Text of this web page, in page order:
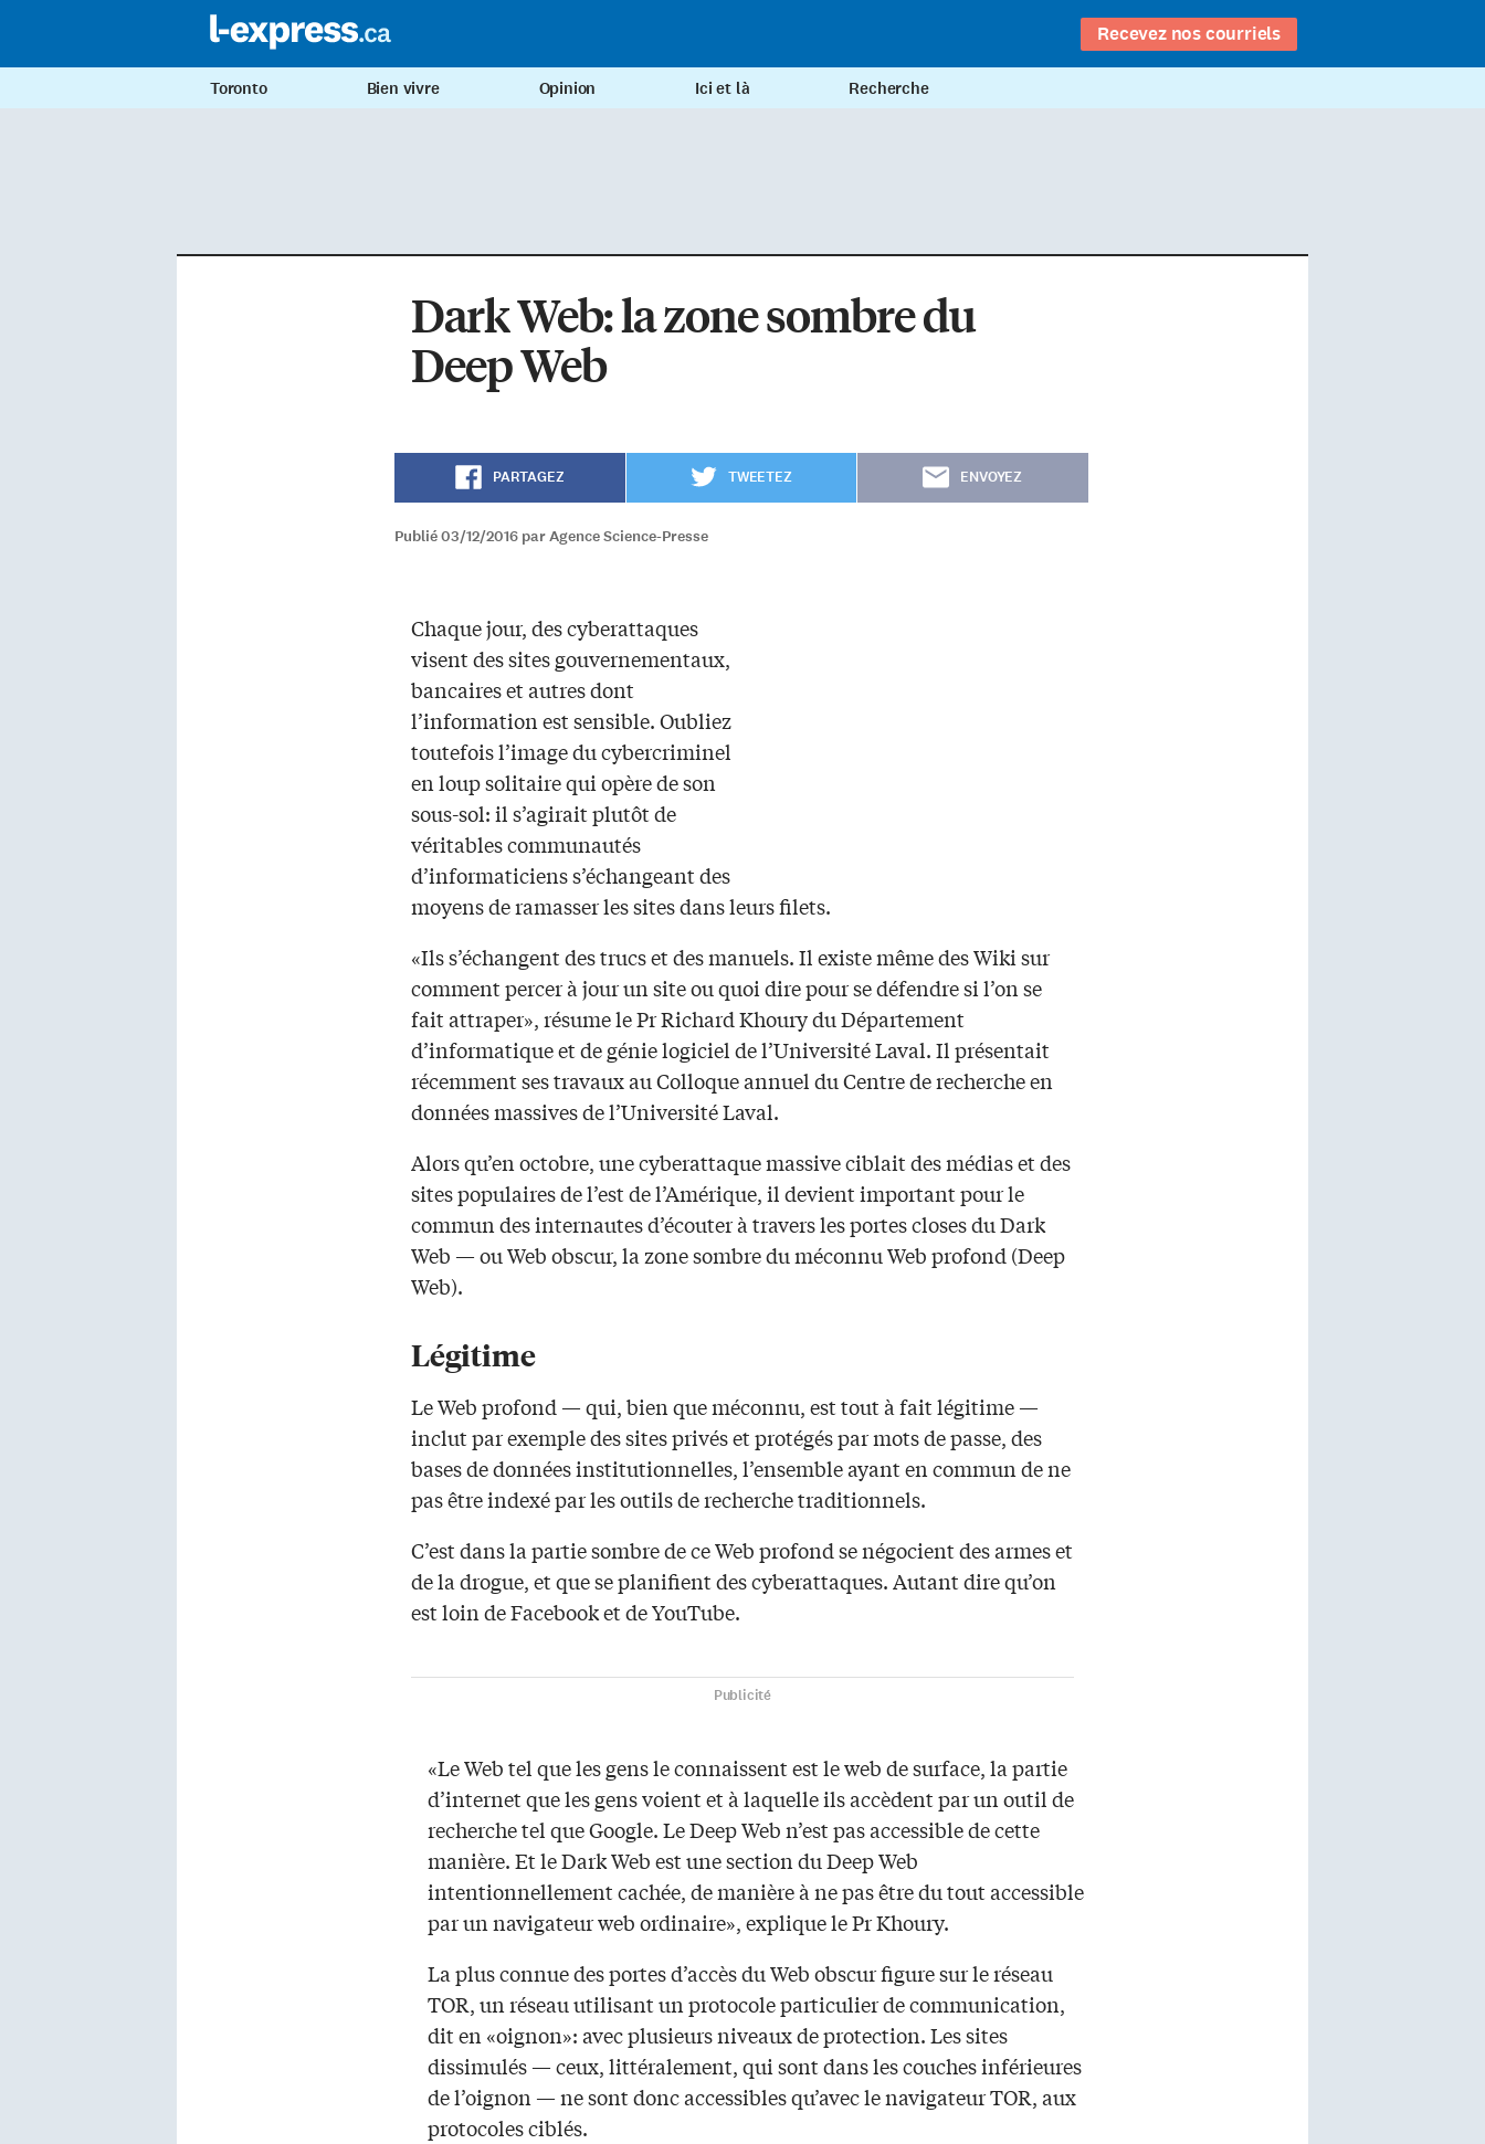
Recevez nos courriels
Toronto Bien vivre Opinion Ici et là Recherche
Dark Web: la zone sombre du
Deep Web
PARTAGEZ TWEETEZ ENVOYEZ
Publié 03/12/2016 par Agence Science-Presse
Chaque jour, des cyberattaques
visent des sites gouvernementaux,
bancaires et autres dont
l’information est sensible. Oubliez
toutefois l’image du cybercriminel
en loup solitaire qui opère de son
sous-sol: il s’agirait plutôt de
véritables communautés
d’informaticiens s’échangeant des
moyens de ramasser les sites dans leurs filets.
«Ils s’échangent des trucs et des manuels. Il existe même des Wiki sur
comment percer à jour un site ou quoi dire pour se défendre si l’on se
fait attraper», résume le Pr Richard Khoury du Département
d’informatique et de génie logiciel de l’Université Laval. Il présentait
récemment ses travaux au Colloque annuel du Centre de recherche en
données massives de l’Université Laval.
Alors qu’en octobre, une cyberattaque massive ciblait des médias et des
sites populaires de l’est de l’Amérique, il devient important pour le
commun des internautes d’écouter à travers les portes closes du Dark
Web — ou Web obscur, la zone sombre du méconnu Web profond (Deep
Web).
Légitime
Le Web profond — qui, bien que méconnu, est tout à fait légitime —
inclut par exemple des sites privés et protégés par mots de passe, des
bases de données institutionnelles, l’ensemble ayant en commun de ne
pas être indexé par les outils de recherche traditionnels.
C’est dans la partie sombre de ce Web profond se négocient des armes et
de la drogue, et que se planifient des cyberattaques. Autant dire qu’on
est loin de Facebook et de YouTube.
Publicité
«Le Web tel que les gens le connaissent est le web de surface, la partie
d’internet que les gens voient et à laquelle ils accèdent par un outil de
recherche tel que Google. Le Deep Web n’est pas accessible de cette
manière. Et le Dark Web est une section du Deep Web
intentionnellement cachée, de manière à ne pas être du tout accessible
par un navigateur web ordinaire», explique le Pr Khoury.
La plus connue des portes d’accès du Web obscur figure sur le réseau
TOR, un réseau utilisant un protocole particulier de communication,
dit en «oignon»: avec plusieurs niveaux de protection. Les sites
dissimulés — ceux, littéralement, qui sont dans les couches inférieures
de l’oignon — ne sont donc accessibles qu’avec le navigateur TOR, aux
protocoles ciblés.